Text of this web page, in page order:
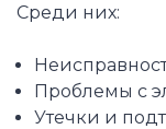
Среди них:
Проблемы с
Утечки и